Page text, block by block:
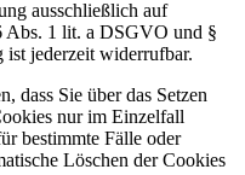
ausschließlich auf
1 lit. a DSGVO und §
jederzeit widerrufbar.
dass Sie über das Setzen
nur im Einzelfall
bestimmte Fälle oder
Löschen der Cookies